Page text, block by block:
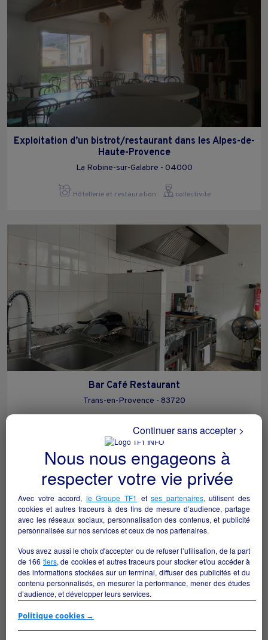
Exploitation d’un bistrot/restaurant dans les Alpes-de-
Haute-Provence
La Robine-sur-Galabre - 04000
Hôtellerie et restauration collectivite
Bar Café Restaurant
Trans-en-Provence - 83720
Hôtellerie et restauration particulier
RESTAURANT LOCATION
Roubion - 06420
Nous nous engageons à
respecter votre vie privée
Avec votre accord, le Groupe TF1 etses partenaires, utilisent des
cookies et autres traceurs à des fins de mesure d’audience, partage
avec les réseaux sociaux, personnalisation des contenus, et publicité
personnalisée sur nos services et ceux de nos partenaires.
Vous avez aussi le choix d'accepter ou de refuser l’utilisation, de la part
de 166 tiers, de cookies et autres traceurs pour stocker et/ou accéder à
des informations stockées sur un terminal, diffuser des publicités et du
contenu personnalisés, en mesurer la performance, mener des études
d’audience, et développer leurs services.
Si vous continuez sans accepter, les fonctionnalités liées à la
Politique cookies →
Continuer sans accepter >